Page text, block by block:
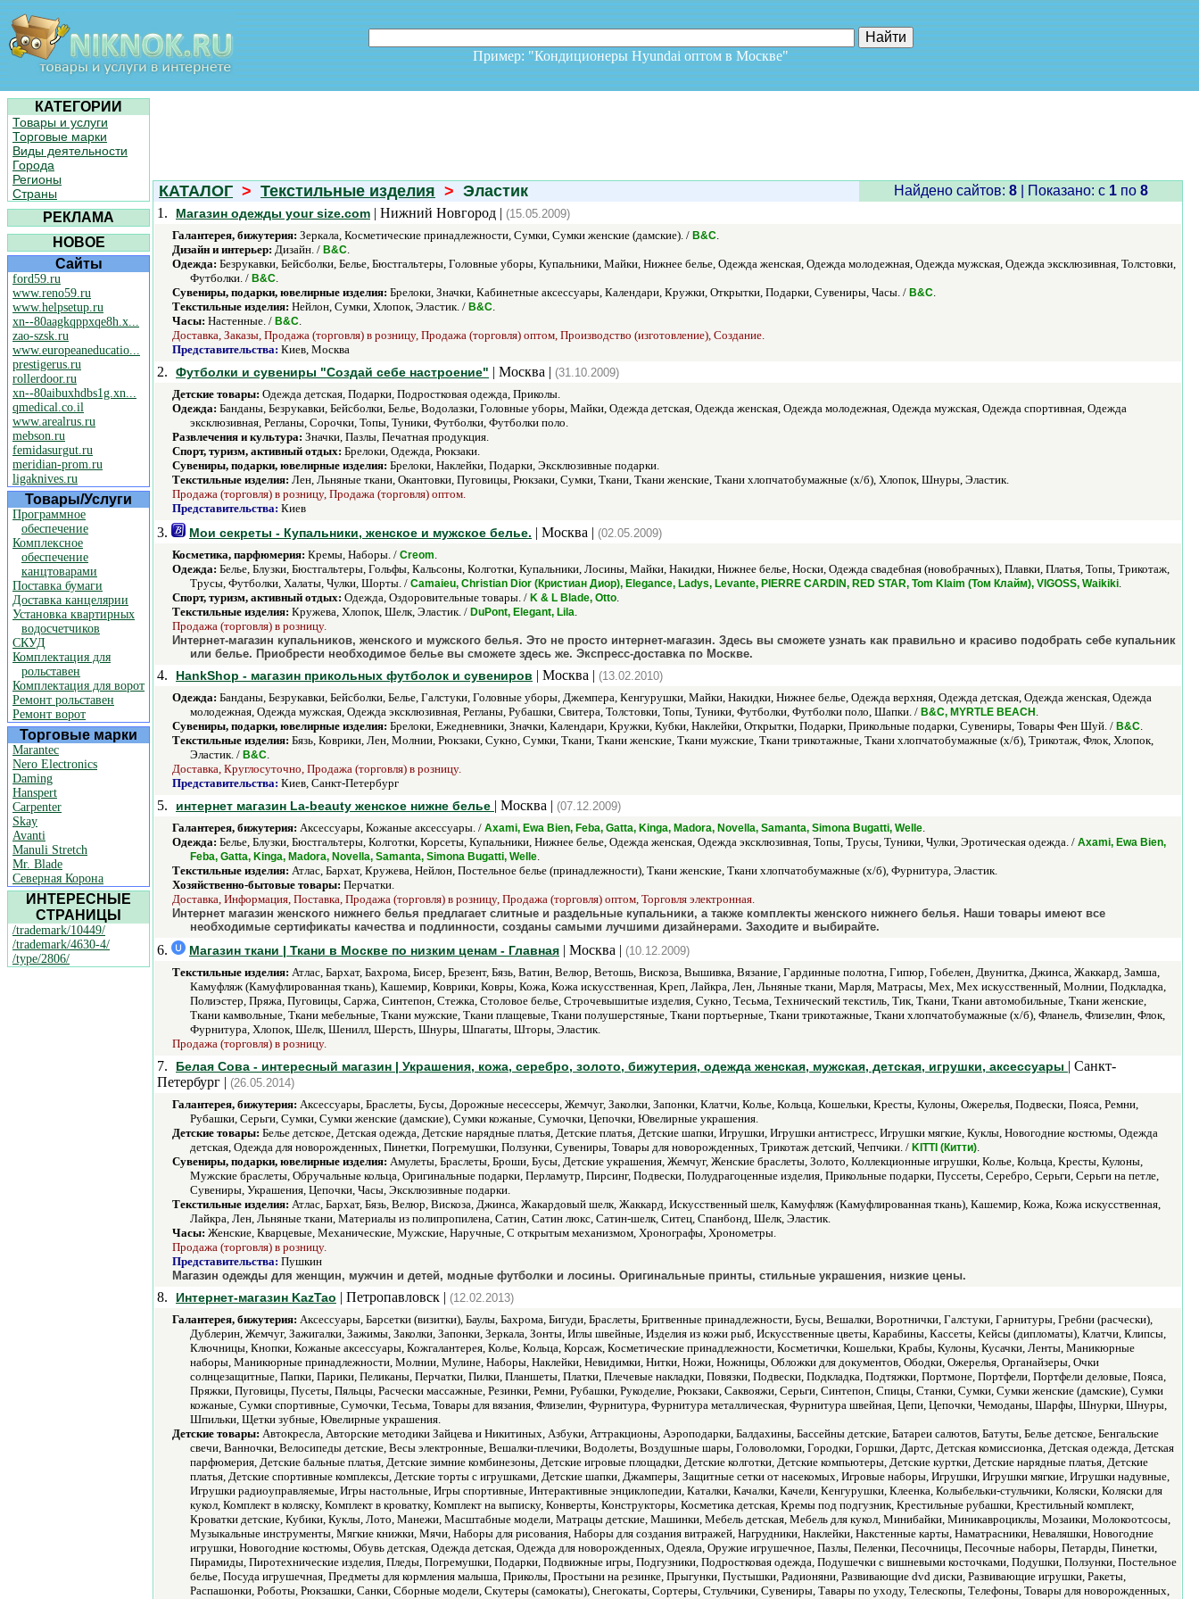
Пример: "Кондиционеры Hyundai оптом в Москве"
КАТЕГОРИИ
Товары и услуги
Торговые марки
Виды деятельности
Города
Регионы
Страны
РЕКЛАМА
НОВОЕ
Сайты
ford59.ru
www.reno59.ru
www.helpsetup.ru
xn--80aagkqppxqe8h.x...
zao-szsk.ru
www.europeaneducatio...
prestigerus.ru
rollerdoor.ru
xn--80aibuxhdbs1g.xn...
qmedical.co.il
www.arealrus.ru
mebson.ru
femidasurgut.ru
meridian-prom.ru
ligaknives.ru
Товары/Услуги
Программное
обеспечение
Комплексное
обеспечение
канцтоварами
Поставка бумаги
Доставка канцелярии
Установка квартирных
водосчетчиков
СКУД
Комплектация для
рольставен
Комплектация для ворот
Ремонт рольставен
Ремонт ворот
Торговые марки
Marantec
Nero Electronics
Daming
Hanspert
Carpenter
Skay
Avanti
Manuli Stretch
Mr. Blade
Северная Корона
ИНТЕРЕСНЫЕ
СТРАНИЦЫ
/trademark/10449/
/trademark/4630-4/
/type/2806/
КАТАЛОГ > Текстильные изделия > Эластик Найдено сайтов: 8| Показано: c 1по 8
1.
Магазин одежды your size.com | Нижний Новгород | (15.05.2009)
Галантерея, бижутерия: Зеркала, Косметические принадлежности, Сумки, Сумки женские (дамские). / В&C.
Дизайн и интерьер: Дизайн. / В&C.
Одежда: Безрукавки, Бейсболки, Белье, Бюстгальтеры, Головные уборы, Купальники, Майки, Нижнее белье, Одежда женская, Одежда молодежная, Одежда мужская, Одежда эксклюзивная, Толстовки,
Футболки. / В&C.
Сувениры, подарки, ювелирные изделия: Брелоки, Значки, Кабинетные аксессуары, Календари, Кружки, Открытки, Подарки, Сувениры, Часы. / В&C.
Текстильные изделия: Нейлон, Сумки, Хлопок, Эластик. / В&C.
Часы: Настенные. / В&C.
Доставка, Заказы, Продажа (торговля) в розницу, Продажа (торговля) оптом, Производство (изготовление), Создание.
Представительства: Киев, Москва
2. Футболки и сувениры "Создай себе настроение" | Москва | (31.10.2009)
Детские товары: Одежда детская, Подарки, Подростковая одежда, Приколы.
Одежда: Банданы, Безрукавки, Бейсболки, Белье, Водолазки, Головные уборы, Майки, Одежда детская, Одежда женская, Одежда молодежная, Одежда мужская, Одежда спортивная, Одежда
эксклюзивная, Регланы, Сорочки, Топы, Туники, Футболки, Футболки поло.
Развлечения и культура: Значки, Пазлы, Печатная продукция.
Спорт, туризм, активный отдых: Брелоки, Одежда, Рюкзаки.
Сувениры, подарки, ювелирные изделия: Брелоки, Наклейки, Подарки, Эксклюзивные подарки.
Текстильные изделия: Лен, Льняные ткани, Окантовки, Пуговицы, Рюкзаки, Сумки, Ткани, Ткани женские, Ткани хлопчатобумажные (х/б), Хлопок, Шнуры, Эластик.
Продажа (торговля) в розницу, Продажа (торговля) оптом.
Представительства: Киев
3. Мои секреты - Купальники, женское и мужское белье. | Москва | (02.05.2009)
Косметика, парфюмерия: Кремы, Наборы. / Creom.
Одежда: Белье, Блузки, Бюстгальтеры, Гольфы, Кальсоны, Колготки, Купальники, Лосины, Майки, Накидки, Нижнее белье, Носки, Одежда свадебная (новобрачных), Плавки, Платья, Топы, Трикотаж,
Трусы, Футболки, Халаты, Чулки, Шорты. / Camaieu, Christian Dior (Кристиан Диор), Elegance, Ladys, Levante, PIERRE CARDIN, RED STAR, Tom Klaim (Том Клайм), VIGOSS, Waikiki.
Спорт, туризм, активный отдых: Одежда, Оздоровительные товары. / K & L Blade, Otto.
Текстильные изделия: Кружева, Хлопок, Шелк, Эластик. / DuPont, Elegant, Lila.
Продажа (торговля) в розницу.
Интернет-магазин купальников, женского и мужского белья. Это не просто интернет-магазин. Здесь вы сможете узнать как правильно и красиво подобрать себе купальник
или белье. Приобрести необходимое белье вы сможете здесь же. Экспресс-доставка по Москве.
4. HankShop - магазин прикольных футболок и сувениров | Москва | (13.02.2010)
Одежда: Банданы, Безрукавки, Бейсболки, Белье, Галстуки, Головные уборы, Джемпера, Кенгурушки, Майки, Накидки, Нижнее белье, Одежда верхняя, Одежда детская, Одежда женская, Одежда
молодежная, Одежда мужская, Одежда эксклюзивная, Регланы, Рубашки, Свитера, Толстовки, Топы, Туники, Футболки, Футболки поло, Шапки. / B&C, MYRTLE BEACH .
Сувениры, подарки, ювелирные изделия: Брелоки, Ежедневники, Значки, Календари, Кружки, Кубки, Наклейки, Открытки, Подарки, Прикольные подарки, Сувениры, Товары Фен Шуй. / В&C.
Текстильные изделия: Бязь, Коврики, Лен, Молнии, Рюкзаки, Сукно, Сумки, Ткани, Ткани женские, Ткани мужские, Ткани трикотажные, Ткани хлопчатобумажные (х/б), Трикотаж, Флок, Хлопок,
Эластик. / В&C.
Доставка, Круглосуточно, Продажа (торговля) в розницу.
Представительства: Киев, Санкт-Петербург
5. интернет магазин La-beauty женское нижне белье | Москва | (07.12.2009)
Галантерея, бижутерия: Аксессуары, Кожаные аксессуары. / Axami, Ewa Bien, Feba, Gatta, Kinga, Madora, Novella, Samanta, Simona Bugatti, Welle.
Одежда: Белье, Блузки, Бюстгальтеры, Колготки, Корсеты, Купальники, Нижнее белье, Одежда женская, Одежда эксклюзивная, Топы, Трусы, Туники, Чулки, Эротическая одежда. / Axami, Ewa Bien,
Feba, Gatta, Kinga, Madora, Novella, Samanta, Simona Bugatti, Welle.
Текстильные изделия: Атлас, Бархат, Кружева, Нейлон, Постельное белье (принадлежности), Ткани женские, Ткани хлопчатобумажные (х/б), Фурнитура, Эластик.
Хозяйственно-бытовые товары: Перчатки.
Доставка, Информация, Поставка, Продажа (торговля) в розницу, Продажа (торговля) оптом, Торговля электронная.
Интернет магазин женского нижнего белья предлагает слитные и раздельные купальники, а также комплекты женского нижнего белья. Наши товары имеют все
необходимые сертификаты качества и подлинности, созданы самыми лучшими дизайнерами. Заходите и выбирайте.
6. Магазин ткани | Ткани в Москве по низким ценам - Главная | Москва | (10.12.2009)
Текстильные изделия: Атлас, Бархат, Бахрома, Бисер, Брезент, Бязь, Ватин, Велюр, Ветошь, Вискоза, Вышивка, Вязание, Гардинные полотна, Гипюр, Гобелен, Двунитка, Джинса, Жаккард, Замша,
Камуфляж (Камуфлированная ткань), Кашемир, Коврики, Ковры, Кожа, Кожа искусственная, Креп, Лайкра, Лен, Льняные ткани, Марля, Матрасы, Мех, Мех искусственный, Молнии, Подкладка,
Полиэстер, Пряжа, Пуговицы, Саржа, Синтепон, Стежка, Столовое белье, Строчевышитые изделия, Сукно, Тесьма, Технический текстиль, Тик, Ткани, Ткани автомобильные, Ткани женские,
Ткани камвольные, Ткани мебельные, Ткани мужские, Ткани плащевые, Ткани полушерстяные, Ткани портьерные, Ткани трикотажные, Ткани хлопчатобумажные (х/б), Фланель, Флизелин, Флок,
Фурнитура, Хлопок, Шелк, Шенилл, Шерсть, Шнуры, Шпагаты, Шторы, Эластик.
Продажа (торговля) в розницу.
7. Белая Сова - интересный магазин | Украшения, кожа, серебро, золото, бижутерия, одежда женская, мужская, детская, игрушки, аксессуары | Санкт-
Петербург | (26.05.2014)
Галантерея, бижутерия: Аксессуары, Браслеты, Бусы, Дорожные несессеры, Жемчуг, Заколки, Запонки, Клатчи, Колье, Кольца, Кошельки, Кресты, Кулоны, Ожерелья, Подвески, Пояса, Ремни,
Рубашки, Серьги, Сумки, Сумки женские (дамские), Сумки кожаные, Сумочки, Цепочки, Ювелирные украшения.
Детские товары: Белье детское, Детская одежда, Детские нарядные платья, Детские платья, Детские шапки, Игрушки, Игрушки антистресс, Игрушки мягкие, Куклы, Новогодние костюмы, Одежда
детская, Одежда для новорожденных, Пинетки, Погремушки, Ползунки, Сувениры, Товары для новорожденных, Трикотаж детский, Чепчики. / KITTI (Китти).
Сувениры, подарки, ювелирные изделия: Амулеты, Браслеты, Броши, Бусы, Детские украшения, Жемчуг, Женские браслеты, Золото, Коллекционные игрушки, Колье, Кольца, Кресты, Кулоны,
Мужские браслеты, Обручальные кольца, Оригинальные подарки, Перламутр, Пирсинг, Подвески, Полудрагоценные изделия, Прикольные подарки, Пуссеты, Серебро, Серьги, Серьги на петле,
Сувениры, Украшения, Цепочки, Часы, Эксклюзивные подарки.
Текстильные изделия: Атлас, Бархат, Бязь, Велюр, Вискоза, Джинса, Жакардовый шелк, Жаккард, Искусственный шелк, Камуфляж (Камуфлированная ткань), Кашемир, Кожа, Кожа искусственная,
Лайкра, Лен, Льняные ткани, Материалы из полипропилена, Сатин, Сатин люкс, Сатин-шелк, Ситец, Спанбонд, Шелк, Эластик.
Часы: Женские, Кварцевые, Механические, Мужские, Наручные, С открытым механизмом, Хронографы, Хронометры.
Продажа (торговля) в розницу.
Представительства: Пушкин
Магазин одежды для женщин, мужчин и детей, модные футболки и лосины. Оригинальные принты, стильные украшения, низкие цены.
8. Интернет-магазин KazTao | Петропавловск | (12.02.2013)
Галантерея, бижутерия: Аксессуары, Барсетки (визитки), Баулы, Бахрома, Бигуди, Браслеты, Бритвенные принадлежности, Бусы, Вешалки, Воротнички, Галстуки, Гарнитуры, Гребни (расчески),
Дублерин, Жемчуг, Зажигалки, Зажимы, Заколки, Запонки, Зеркала, Зонты, Иглы швейные, Изделия из кожи рыб, Искусственные цветы, Карабины, Кассеты, Кейсы (дипломаты), Клатчи, Клипсы,
Ключницы, Кнопки, Кожаные аксессуары, Кожгалантерея, Колье, Кольца, Корсаж, Косметические принадлежности, Косметички, Кошельки, Крабы, Кулоны, Кусачки, Ленты, Маникюрные
наборы, Маникюрные принадлежности, Молнии, Мулине, Наборы, Наклейки, Невидимки, Нитки, Ножи, Ножницы, Обложки для документов, Ободки, Ожерелья, Органайзеры, Очки
солнцезащитные, Папки, Парики, Пеликаны, Перчатки, Пилки, Планшеты, Платки, Плечевые накладки, Повязки, Подвески, Подкладка, Подтяжки, Портмоне, Портфели, Портфели деловые, Пояса,
Пряжки, Пуговицы, Пусеты, Пяльцы, Расчески массажные, Резинки, Ремни, Рубашки, Рукоделие, Рюкзаки, Саквояжи, Серьги, Синтепон, Спицы, Станки, Сумки, Сумки женские (дамские), Сумки
кожаные, Сумки спортивные, Сумочки, Тесьма, Товары для вязания, Флизелин, Фурнитура, Фурнитура металлическая, Фурнитура швейная, Цепи, Цепочки, Чемоданы, Шарфы, Шнурки, Шнуры,
Шпильки, Щетки зубные, Ювелирные украшения.
Детские товары: Автокресла, Авторские методики Зайцева и Никитиных, Азбуки, Аттракционы, Аэроподарки, Балдахины, Бассейны детские, Батареи салютов, Батуты, Белье детское, Бенгальские
свечи, Ванночки, Велосипеды детские, Весы электронные, Вешалки-плечики, Водолеты, Воздушные шары, Головоломки, Городки, Горшки, Дартс, Детская комиссионка, Детская одежда, Детская
парфюмерия, Детские бальные платья, Детские зимние комбинезоны, Детские игровые площадки, Детские колготки, Детские компьютеры, Детские куртки, Детские нарядные платья, Детские
платья, Детские спортивные комплексы, Детские торты с игрушками, Детские шапки, Джамперы, Защитные сетки от насекомых, Игровые наборы, Игрушки, Игрушки мягкие, Игрушки надувные,
Игрушки радиоуправляемые, Игры настольные, Игры спортивные, Интерактивные энциклопедии, Каталки, Качалки, Качели, Кенгурушки, Клеенка, Колыбельки-стульчики, Коляски, Коляски для
кукол, Комплект в коляску, Комплект в кроватку, Комплект на выписку, Конверты, Конструкторы, Косметика детская, Кремы под подгузник, Крестильные рубашки, Крестильный комплект,
Кроватки детские, Кубики, Куклы, Лото, Манежи, Масштабные модели, Матрацы детские, Машинки, Мебель детская, Мебель для кукол, Минибайки, Миникавроциклы, Мозаики, Молокоотсосы,
Музыкальные инструменты, Мягкие книжки, Мячи, Наборы для рисования, Наборы для создания витражей, Нагрудники, Наклейки, Накстенные карты, Наматрасники, Неваляшки, Новогодние
игрушки, Новогодние костюмы, Обувь детская, Одежда детская, Одежда для новорожденных, Одеяла, Оружие игрушечное, Пазлы, Пеленки, Песочницы, Песочные наборы, Петарды, Пинетки,
Пирамиды, Пиротехнические изделия, Пледы, Погремушки, Подарки, Подвижные игры, Подгузники, Подростковая одежда, Подушечки с вишневыми косточками, Подушки, Ползунки, Постельное
белье, Посуда игрушечная, Предметы для кормления малыша, Приколы, Простыни на резинке, Прыгунки, Пустышки, Радионяни, Развивающие dvd диски, Развивающие игрушки, Ракеты,
Распашонки, Роботы, Рюкзашки, Санки, Сборные модели, Скутеры (самокаты), Снегокаты, Сортеры, Стульчики, Сувениры, Тавары по уходу, Телескопы, Телефоны, Товары для новорожденных,